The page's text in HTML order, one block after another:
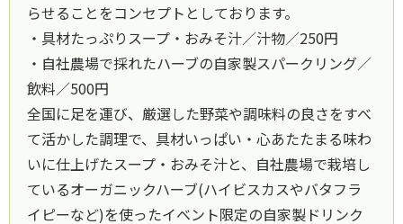
らせることをコンセプトとしております。
・具材たっぷりスープ・おみそ汁／汁物／250円
・自社農場で採れたハーブの自家製スパークリング／
飲料／500円
全国に足を運び、厳選した野菜や調味料の良さをすべ
て活かした調理で、具材いっぱい・心あたたまる味わ
いに仕上げたスープ・おみそ汁と、自社農場で栽培し
ているオーガニックハーブ(ハイビスカスやバタフラ
イピーなど)を使ったイベント限定の自家製ドリンク